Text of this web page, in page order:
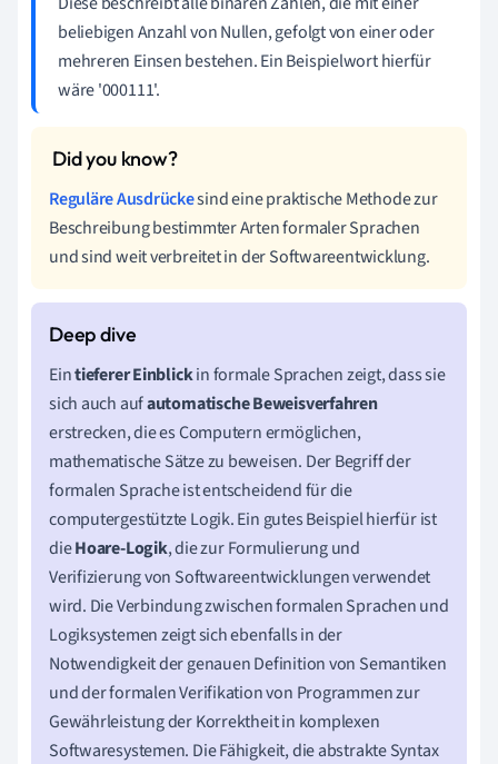
beliebigen Anzahl von Nullen, gefolgt von einer oder
mehreren Einsen bestehen. Ein Beispielwort hierfür
wäre '000111'.
Reguläre Ausdrückesind eine praktische Methode zur
Beschreibung bestimmter Arten formaler Sprachen
und sind weit verbreitet in der Softwareentwicklung.
Eintieferer Einblickin formale Sprachen zeigt, dass sie
sich auch aufautomatische Beweisverfahren
erstrecken, die es Computern ermöglichen,
mathematische Sätze zu beweisen. Der Begriff der
formalen Sprache ist entscheidend für die
computergestützte Logik. Ein gutes Beispiel hierfür ist
dieHoare-Logik, die zur Formulierung und
Verifizierung von Softwareentwicklungen verwendet
wird. Die Verbindung zwischen formalen Sprachen und
Logiksystemen zeigt sich ebenfalls in der
Notwendigkeit der genauen Definition von Semantiken
und der formalen Verifikation von Programmen zur
Gewährleistung der Korrektheit in komplexen
Softwaresystemen. Die Fähigkeit, die abstrakte Syntax